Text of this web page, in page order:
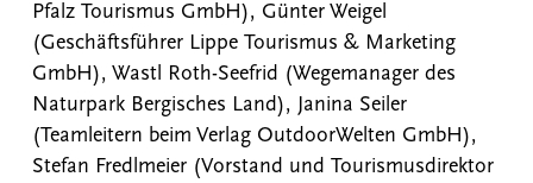
Pfalz Tourismus GmbH), Günter Weigel
(Geschäftsführer Lippe Tourismus & Marketing
GmbH), Wastl Roth-Seefrid (Wegemanager des
Naturpark Bergisches Land), Janina Seiler
(Teamleitern beim Verlag OutdoorWelten GmbH),
Stefan Fredlmeier (Vorstand und Tourismusdirektor